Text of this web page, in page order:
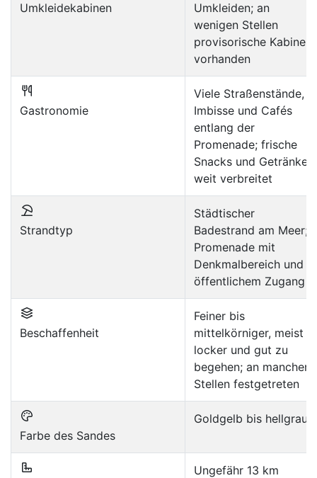
Umkleidekabinen
Umkleiden; an
wenigen Stellen
provisorische Kabinen
vorhanden
Gastronomie
Viele Straßenstände,
Imbisse und Cafés
entlang der
Promenade; frische
Snacks und Getränke
weit verbreitet
Strandtyp
Städtischer
Badestrand am Meer;
Promenade mit
Denkmalbereich und
öffentlichem Zugang
Beschaffenheit
Feiner bis
mittelkörniger, meist
locker und gut zu
begehen; an manchen
Stellen festgetreten
Farbe des Sandes
Goldgelb bis hellgrau
Ungefähr 13 km